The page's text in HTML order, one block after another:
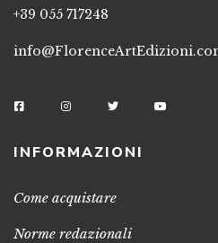
+39 055 717248
INFORMAZIONI
Come acquistare
Norme redazionali